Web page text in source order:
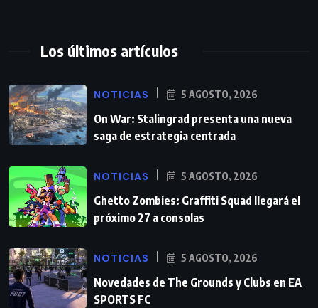
Los últimos artículos
NOTICIAS 5 AGOSTO, 2026
On War: Stalingrad presenta una nueva
saga de estrategia centrada
NOTICIAS 5 AGOSTO, 2026
Ghetto Zombies: Graffiti Squad llegará el
próximo 27 a consolas
NOTICIAS 5 AGOSTO, 2026
Novedades de The Grounds y Clubs en EA
SPORTS FC